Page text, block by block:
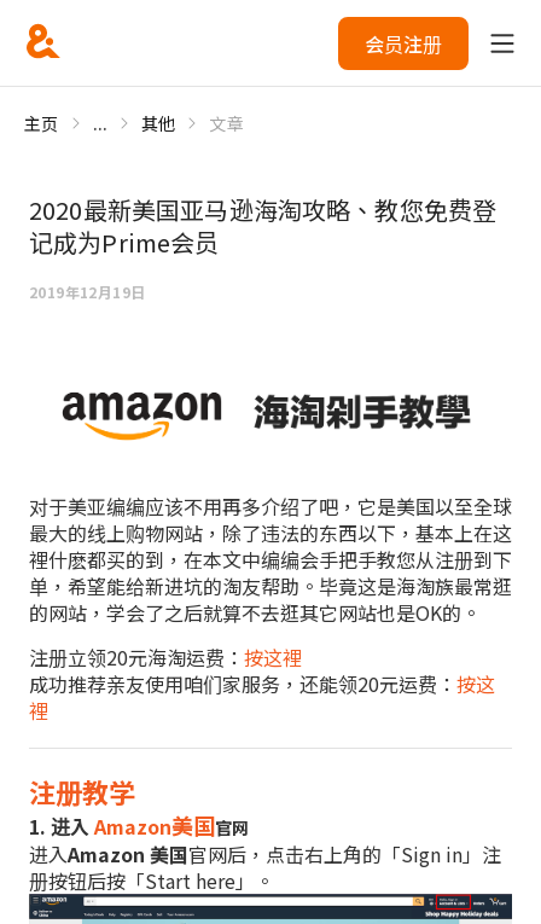
会员注册
主页 ... 其他 文章
2020最新美国亚马逊海淘攻略、教您免费登
记成为Prime会员
2019年12月19日
对于美亚编编应该不用再多介绍了吧，它是美国以至全球
最大的线上购物网站，除了违法的东西以下，基本上在这
裡什麽都买的到，在本文中编编会手把手教您从注册到下
单，希望能给新进坑的淘友帮助。毕竟这是海淘族最常逛
的网站，学会了之后就算不去逛其它网站也是OK的。
注册立领20元海淘运费： 按这裡
成功推荐亲友使用咱们家服务，还能领20元运费： 按这
裡
注册教学
1. 进入Amazon美国官网
进入Amazon 美国官网后，点击右上角的「Sign in」注
册按钮后按「Start here」。